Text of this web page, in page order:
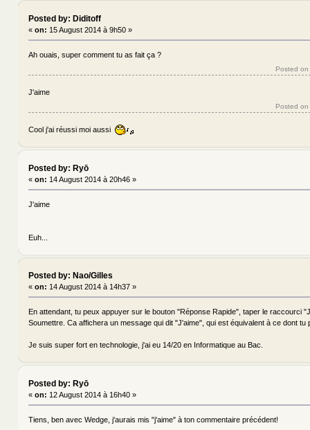
Posted by: Diditoff
« on: 15 August 2014 à 9h50 »
Ah ouais, super comment tu as fait ça ?
Posted
J'aime
Posted
Cool j'ai réussi moi aussi
Posted by: Ryō
« on: 14 August 2014 à 20h46 »
J'aime
Euh...
Posted by: Nao/Gilles
« on: 14 August 2014 à 14h37 »
En attendant, tu peux appuyer sur le bouton "Réponse Rapide", taper le raccourci
Soumettre. Ca affichera un message qui dit "J'aime", qui est équivalent à ce dont tu
Je suis super fort en technologie, j'ai eu 14/20 en Informatique au Bac.
Posted by: Ryō
« on: 12 August 2014 à 16h40 »
Tiens, ben avec Wedge, j'aurais mis "j'aime" à ton commentaire précédent!